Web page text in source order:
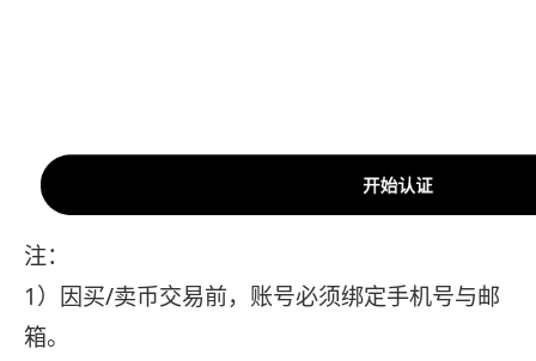
注：
1）因买/卖币交易前，账号必须绑定手机号与邮
箱。